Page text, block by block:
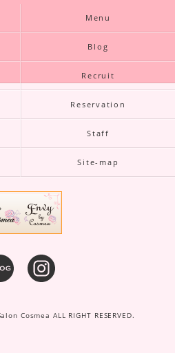
Menu
Blog
Recruit
Reservation
Staff
Site-map
Cosmea ALL RIGHT RESERVED.